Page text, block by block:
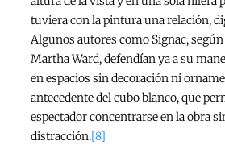
tuviera con la pintura una relación,
Algunos autores como Signac,
Martha Ward, defendían ya a su
en espacios sin decoración ni
antecedente del cubo blanco, que
espectador concentrarse en la obra
distracción.[8]